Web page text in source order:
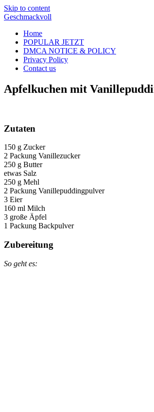
Skip to content
Geschmackvoll
Home
POPULAR JETZT
DMCA NOTICE & POLICY
Privacy Policy
Contact us
Apfelkuchen mit
Zutaten
150 g Zucker
2 Packung Vanillezucker
250 g Butter
etwas Salz
250 g Mehl
2 Packung Vanillepuddingpulver
3 Eier
160 ml Milch
3 große Äpfel
1 Packung Backpulver
Zubereitung
So geht es: